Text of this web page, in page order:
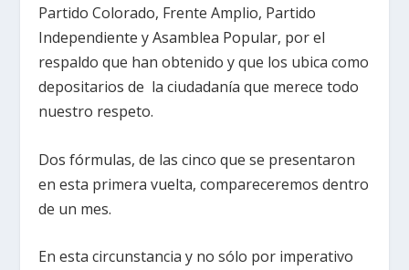
Partido Colorado, Frente Amplio, Partido
Independiente y Asamblea Popular, por el
respaldo que han obtenido y que los ubica como
depositarios de la ciudadanía que merece todo
nuestro respeto.
Dos fórmulas, de las cinco que se presentaron
en esta primera vuelta, compareceremos dentro
de un mes.
En esta circunstancia y no sólo por imperativo